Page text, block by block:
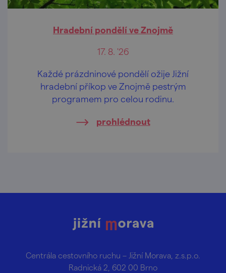
Hradební pondělí ve Znojmě
17. 8. '26
Každé prázdninové pondělí ožije Jižní
hradební příkop ve Znojmě pestrým
programem pro celou rodinu.
prohlédnout
Centrála cestovního ruchu – Jižní Morava, z.s.p.o.
Radnická 2, 602 00 Brno